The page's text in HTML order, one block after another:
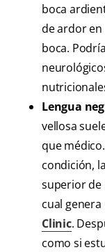
boca
de ardor en
boca.
Lengua
vellosa
que
condición,
superior de
cual
Clinic.
como si